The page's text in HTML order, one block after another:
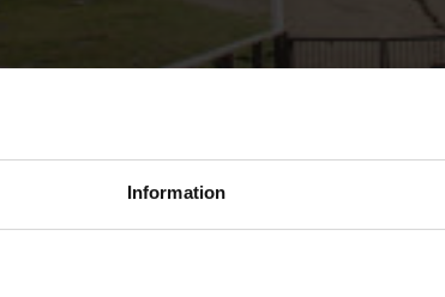
Information
i Rebild Bakker